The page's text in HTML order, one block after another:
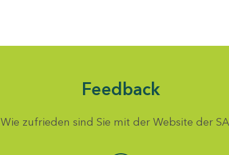
Feedback
Wie zufrieden sind Sie mit der Website der